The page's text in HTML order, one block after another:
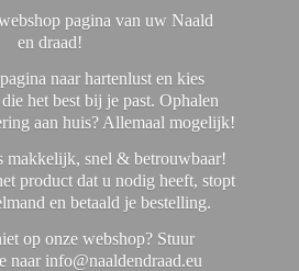
pagina van uw Naald
en draad!
naar hartenlust en kies
het best bij je past. Ophalen
aan huis? Allemaal mogelijk!
makkelijk, snel & betrouwbaar!
product dat u nodig heeft, stopt
en betaald je bestelling.
op onze webshop? Stuur
naar info@naaldendraad.eu